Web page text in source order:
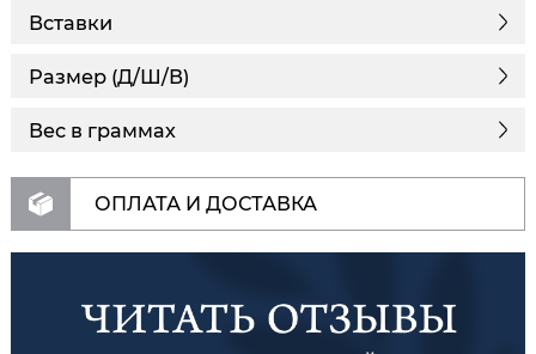
Вставки
Размер (Д/Ш/В)
Вес в граммах
ОПЛАТА И ДОСТАВКА